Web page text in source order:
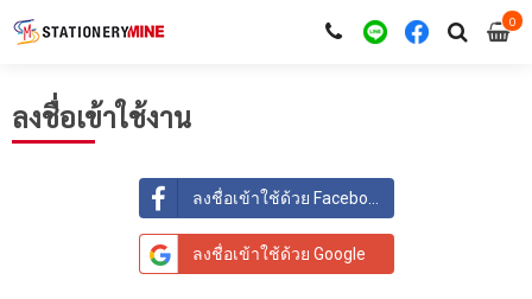
00
ลงชื่อเข้าใช้งาน
ลงชื่อเข้าใช้ด้วย Facebook
ลงชื่อเข้าใช้ด้วย Google